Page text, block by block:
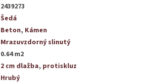
2439273
Šedá
Beton, Kámen
Mrazuvzdorný slinutý
0.64 m2
2 cm dlažba, protiskluz
Hrubý